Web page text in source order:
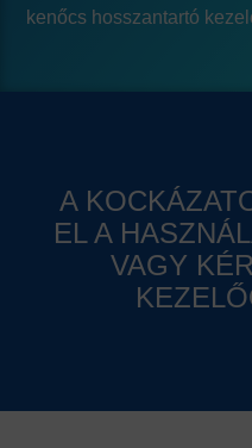
kenőcs hosszantartó
A
EL A
VAGY